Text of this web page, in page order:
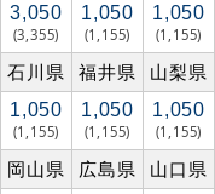
3,050
(3,355)
1,050
(1,155)
1,050
(1,155)
石川県 福井県 山梨県
1,050
(1,155)
1,050
(1,155)
1,050
(1,155)
岡山県 広島県 山口県